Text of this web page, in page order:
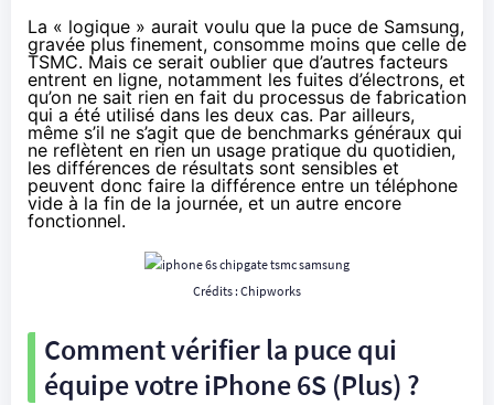
La « logique » aurait voulu que la puce de Samsung,
gravée plus finement, consomme moins que celle de
TSMC. Mais ce serait oublier que d’autres facteurs
entrent en ligne, notamment les fuites d’électrons, et
qu’on ne sait rien en fait du processus de fabrication
qui a été utilisé dans les deux cas. Par ailleurs,
même s’il ne s’agit que de benchmarks généraux qui
ne reflètent en rien un usage pratique du quotidien,
les différences de résultats sont sensibles et
peuvent donc faire la différence entre un téléphone
vide à la fin de la journée, et un autre encore
fonctionnel.
Crédits : Chipworks
Comment vérifier la puce qui
équipe votreiPhone 6S (Plus) ?